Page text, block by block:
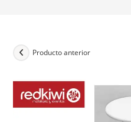
Producto anterior